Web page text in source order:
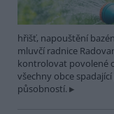
hřišť, napouštění
mluvčí radnice
kontrolovat povolené
všechny obce
působností.